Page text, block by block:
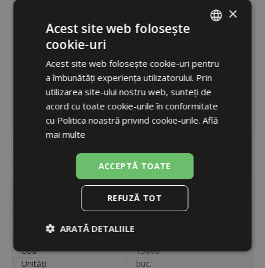
19006
în stoc
VZK R 325-230-1P-15 T
6/4M
6/4"
Cod
19006
Unități
buc.
ENGLISH
×
Acest site web folosește
cookie-uri
Acest site web folosește cookie-uri pentru
a îmbunătăți experiența utilizatorului. Prin
utilizarea site-ului nostru web, sunteți de
acord cu toate cookie-urile în conformitate
cu Politica noastră privind cookie-urile. Află
mai multe
ACCEPTĂ TOATE
REFUZĂ TOT
ARATĂ DETALIILE
Strict
De
performanță
De